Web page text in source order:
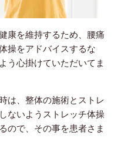
康を維持するため、腰痛
操をアドバイスするな
う心掛けていただいてま
は、整体の施術とストレ
ないようストレッチ体操
ので、その事を患者さま